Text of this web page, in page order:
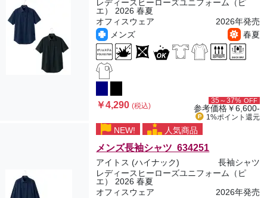
レディースヒーローズユニフォーム（ピ
エ） 2026 春夏
オフィスウェア
2026年発売
メンズ
春夏
￥4,290(税込)
35～37% OFF
参考価格￥6,600-
1%ポイント 還元
NEW! 人気商品
メンズ長袖シャツ 634251
アイトス (ハイナック)
長袖シャツ
レディースヒーローズユニフォーム（ピ
エ） 2026 春夏
オフィスウェア
2026年発売